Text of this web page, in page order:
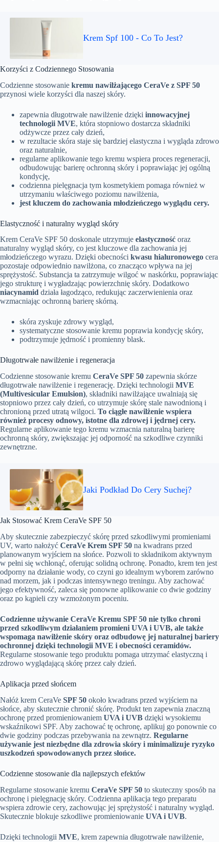
Krem Spf 100 - Co To Jest?
Korzyści z Codziennego Stosowania
Codzienne stosowanie kremu nawilżającego CeraVe z SPF 50
przynosi wiele korzyści dla naszej skóry.
zapewnia długotrwałe nawilżenie dzięki innowacyjnej
technologii MVE, która stopniowo dostarcza składniki
odżywcze przez cały dzień,
w rezultacie skóra staje się bardziej elastyczna i wygląda zdrowo
oraz naturalnie,
regularne aplikowanie tego kremu wspiera proces regeneracji,
odbudowując barierę ochronną skóry i poprawiając jej ogólną
kondycję,
codzienna pielęgnacja tym kosmetykiem pomaga również w
utrzymaniu właściwego poziomu nawilżenia,
jest kluczem do zachowania młodzieńczego wyglądu cery.
Elastyczność i naturalny wygląd skóry
Krem CeraVe SPF 50 doskonale utrzymuje elastyczność oraz
naturalny wygląd skóry, co jest kluczowe dla zachowania jej
młodzieńczego wyrazu. Dzięki obecności kwasu hialuronowego cera
pozostaje odpowiednio nawilżona, co znacząco wpływa na jej
sprężystość. Substancja ta zatrzymuje wilgoć w naskórku, poprawiając
jego strukturę i wygładzając powierzchnię skóry. Dodatkowo
niacynamid działa łagodząco, redukując zaczerwienienia oraz
wzmacniając ochronną barierę skórną.
skóra zyskuje zdrowy wygląd,
systematyczne stosowanie kremu poprawia kondycję skóry,
podtrzymuje jędrność i promienny blask.
Długotrwałe nawilżenie i regeneracja
Codzienne stosowanie kremu CeraVe SPF 50 zapewnia skórze
długotrwałe nawilżenie i regenerację. Dzięki technologii MVE
(Multivesicular Emulsion), składniki nawilżające uwalniają się
stopniowo przez cały dzień, co utrzymuje skórę stale nawodnioną i
chronioną przed utratą wilgoci. To ciągłe nawilżenie wspiera
również procesy odnowy, istotne dla zdrowej i jędrnej cery.
Regularne aplikowanie tego kremu wzmacnia naturalną barierę
ochronną skóry, zwiększając jej odporność na szkodliwe czynniki
zewnętrzne.
Jaki Podkład Do Cery Suchej?
Jak Stosować Krem CeraVe SPF 50
Aby skutecznie zabezpieczyć skórę przed szkodliwymi promieniami
UV, warto nałożyć CeraVe Krem SPF 50 na kwadrans przed
planowanym wyjściem na słońce. Pozwoli to składnikom aktywnym
w pełni się wchłonąć, oferując solidną ochronę. Ponadto, krem ten jest
odporny na działanie wody, co czyni go idealnym wyborem zarówno
nad morzem, jak i podczas intensywnego treningu. Aby zachować
jego efektywność, zaleca się ponowne aplikowanie co dwie godziny
oraz po kąpieli czy wzmożonym poceniu.
Codzienne używanie CeraVe Kremu SPF 50 nie tylko chroni
przed szkodliwym działaniem promieni UVA i UVB, ale także
wspomaga nawilżenie skóry oraz odbudowę jej naturalnej bariery
ochronnej dzięki technologii MVE i obecności ceramidów.
Regularne stosowanie tego produktu pomaga utrzymać elastyczną i
zdrowo wyglądającą skórę przez cały dzień.
Aplikacja przed słońcem
Nałóż krem CeraVe SPF 50 około kwadrans przed wyjściem na
słońce, aby skutecznie chronić skórę. Produkt ten zapewnia znaczną
ochronę przed promieniowaniem UVA i UVB dzięki wysokiemu
wskaźnikowi SPF. Aby zachować tę ochronę, aplikuj go ponownie co
dwie godziny podczas przebywania na zewnątrz. Regularne
używanie jest niezbędne dla zdrowia skóry i minimalizuje ryzyko
uszkodzeń spowodowanych przez słońce.
Codzienne stosowanie dla najlepszych efektów
Regularne stosowanie kremu CeraVe SPF 50 to skuteczny sposób na
ochronę i pielęgnację skóry. Codzienna aplikacja tego preparatu
wspiera zdrowie cery, zachowując jej sprężystość i naturalny wygląd.
Skutecznie blokuje szkodliwe promieniowanie UVA i UVB.
Dzięki technologii MVE, krem zapewnia długotrwałe nawilżenie,